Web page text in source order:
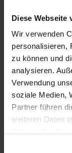
Diese Webseite
Wir verwenden
personalisieren,
zu können und
analysieren.
Verwendung
soziale Medien,
Partner führen
weiteren Daten
G. Schwarz
Straßhamer
85661
Telefon 0 81